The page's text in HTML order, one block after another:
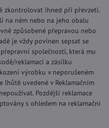
zkontrolovat ihned při převzetí.
na něm nebo na jeho obalu
způsobené přepravou nebo
je vždy povinen sepsat se
společnosti, která mu
reklamaci a zásilku
výrobku v neporušeném
uvedené v Reklamačním
Pozdější reklamace
s ohledem na reklamační